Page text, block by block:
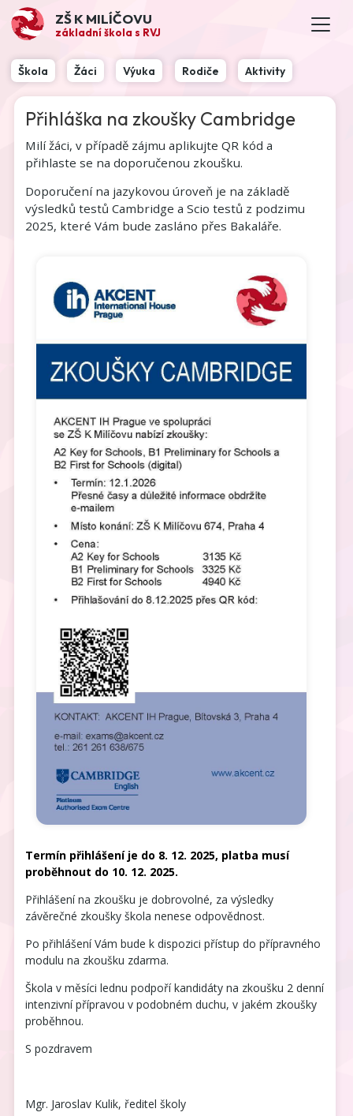
ZŠ K MILÍČOVU
základní škola s RVJ
Škola Žáci Výuka Rodiče Aktivity
Přihláška na zkoušky Cambridge
Milí žáci, v případě zájmu aplikujte QR kód a
přihlaste se na doporučenou zkoušku.
Doporučení na jazykovou úroveň je na základě
výsledků testů Cambridge a Scio testů z podzimu
2025, které Vám bude zasláno přes Bakaláře.
Termín přihlášení je do 8. 12. 2025, platba musí
proběhnout do 10. 12. 2025.
Přihlášení na zkoušku je dobrovolné, za výsledky
závěrečné zkoušky škola nenese odpovědnost.
Po přihlášení Vám bude k dispozici přístup do přípravného
modulu na zkoušku zdarma.
Škola v měsíci lednu podpoří kandidáty na zkoušku 2 denní
intenzivní přípravou v podobném duchu, v jakém zkoušky
proběhnou.
S pozdravem
Mgr. Jaroslav Kulik, ředitel školy